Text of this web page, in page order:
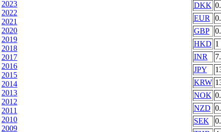
2023
2022
2021
2020
2019
2018
2017
2016
2015
2014
2013
2012
2011
2010
2009
DKK
EUR
GBP
HKD 1
INR
JPY
KRW
NOK
NZD
SEK